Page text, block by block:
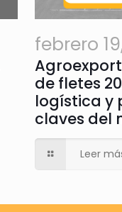
febrero
de fletes
logística y
claves del
Leer